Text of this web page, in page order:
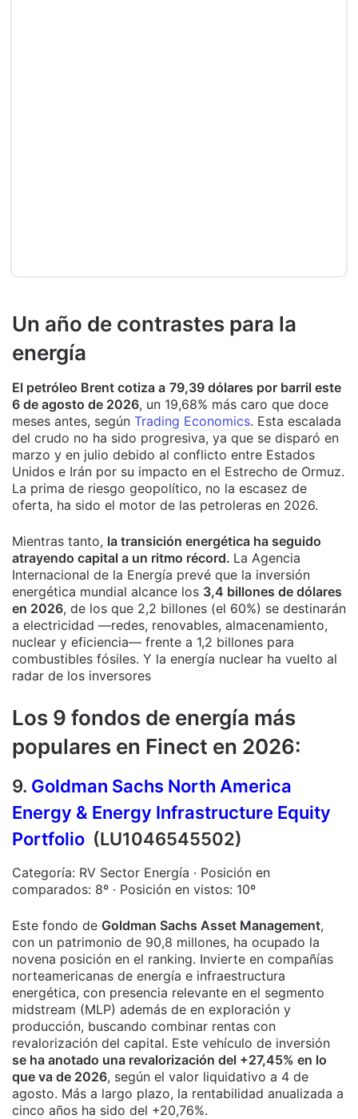
Un año de contrastes para la
energía
El petróleo Brent cotiza a 79,39 dólares por barril este
6 de agosto de 2026, un 19,68% más caro que doce
meses antes, según Trading Economics. Esta escalada
del crudo no ha sido progresiva, ya que se disparó en
marzo y en julio debido al conflicto entre Estados
Unidos e Irán por su impacto en el Estrecho de Ormuz.
La prima de riesgo geopolítico, no la escasez de
oferta, ha sido el motor de las petroleras en 2026.
Mientras tanto, la transición energética ha seguido
atrayendo capital a un ritmo récord. La Agencia
Internacional de la Energía prevé que la inversión
energética mundial alcance los 3,4 billones de dólares
en 2026, de los que 2,2 billones (el 60%) se destinarán
a electricidad —redes, renovables, almacenamiento,
nuclear y eficiencia— frente a 1,2 billones para
combustibles fósiles. Y la energía nuclear ha vuelto al
radar de los inversores
Los 9 fondos de energía más
populares en Finect en 2026:
9. Goldman Sachs North America
Energy & Energy Infrastructure Equity
Portfolio (LU1046545502)
Categoría: RV Sector Energía · Posición en
comparados: 8º · Posición en vistos: 10º
Este fondo de Goldman Sachs Asset Management,
con un patrimonio de 90,8 millones, ha ocupado la
novena posición en el ranking. Invierte en compañías
norteamericanas de energía e infraestructura
energética, con presencia relevante en el segmento
midstream (MLP) además de en exploración y
producción, buscando combinar rentas con
revalorización del capital. Este vehículo de inversión
se ha anotado una revalorización del +27,45% en lo
que va de 2026, según el valor liquidativo a 4 de
agosto. Más a largo plazo, la rentabilidad anualizada a
cinco años ha sido del +20,76%.